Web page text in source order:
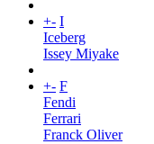
+- I
Iceberg
Issey Miyake
+- F
Fendi
Ferrari
Franck Oliver